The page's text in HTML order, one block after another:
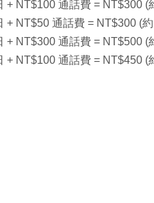
+ NT$100 通話費 = NT$300 (
+ NT$50 通話費 = NT$300 (
+ NT$300 通話費 = NT$500 (
+ NT$100 通話費 = NT$450 (